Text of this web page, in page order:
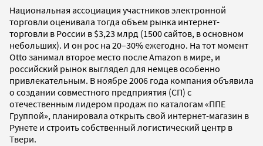
Национальная ассоциация участников электронной
торговли оценивала тогда объем рынка интернет-
торговли в России в $3,23 млрд (1500 сайтов, в основном
небольших). И он рос на 20–30% ежегодно. На тот момент
Otto занимал второе место после Amazon в мире, и
российский рынок выглядел для немцев особенно
привлекательным. В ноябре 2006 года компания объявила
о создании совместного предприятия (СП) с
отечественным лидером продаж по каталогам «ППЕ
Группой», планировала открыть свой интернет-магазин в
Рунете и строить собственный логистический центр в
Твери.